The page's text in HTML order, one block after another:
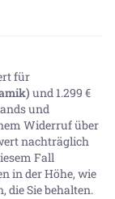
für
und 1.299 €
und
Widerruf über
nachträglich
Fall
in der Höhe, wie
die Sie behalten.